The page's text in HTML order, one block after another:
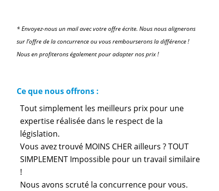
* Envoyez-nous un mail avec votre offre écrite. Nous nous alignerons
sur l’offre de la concurrence ou vous rembourserons la différence !
Nous en profiterons également pour adapter nos prix !
Ce que nous offrons :
Tout simplement les meilleurs prix pour une
expertise réalisée dans le respect de la
législation.
Vous avez trouvé MOINS CHER ailleurs ? TOUT
SIMPLEMENT Impossible pour un travail similaire
!
Nous avons scruté la concurrence pour vous.